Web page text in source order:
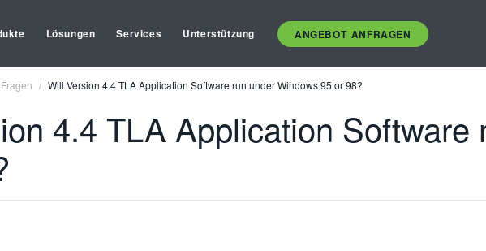
Lösungen Services Unterstützung ANGEBOT ANFRAGEN
Will Version 4.4 TLA Application Software run under Windows 95 or 98?
4.4 TLA Application Software